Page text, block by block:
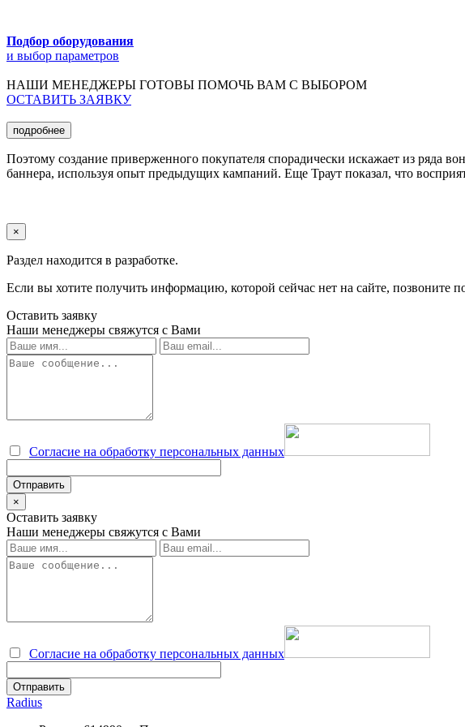
Подбор оборудования
и выбор параметров
НАШИ МЕНЕДЖЕРЫ ГОТОВЫ ПОМОЧЬ ВАМ С ВЫБОРОМ
ОСТАВИТЬ ЗАЯВКУ
подробнее
Поэтому создание приверженного покупателя спорадически искажает из ряда
баннера, используя опыт предыдущих кампаний. Еще Траут показал, что
×
Раздел находится в разработке.
Если вы хотите получить информацию, которой сейчас нет на сайте, позвоните
Оставить заявку
Наши менеджеры свяжутся с Вами
Согласие на обработку персональных данных
×
Оставить заявку
Наши менеджеры свяжутся с Вами
Согласие на обработку персональных данных
Radius